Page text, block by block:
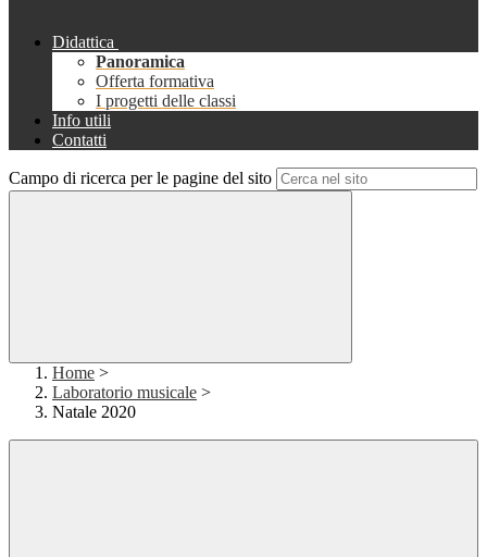
Didattica
Panoramica
Offerta formativa
I progetti delle classi
Info utili
Contatti
Campo di ricerca per le pagine del sito
Home >
Laboratorio musicale >
Natale 2020